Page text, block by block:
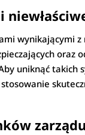
wynikającymi
uniknąć